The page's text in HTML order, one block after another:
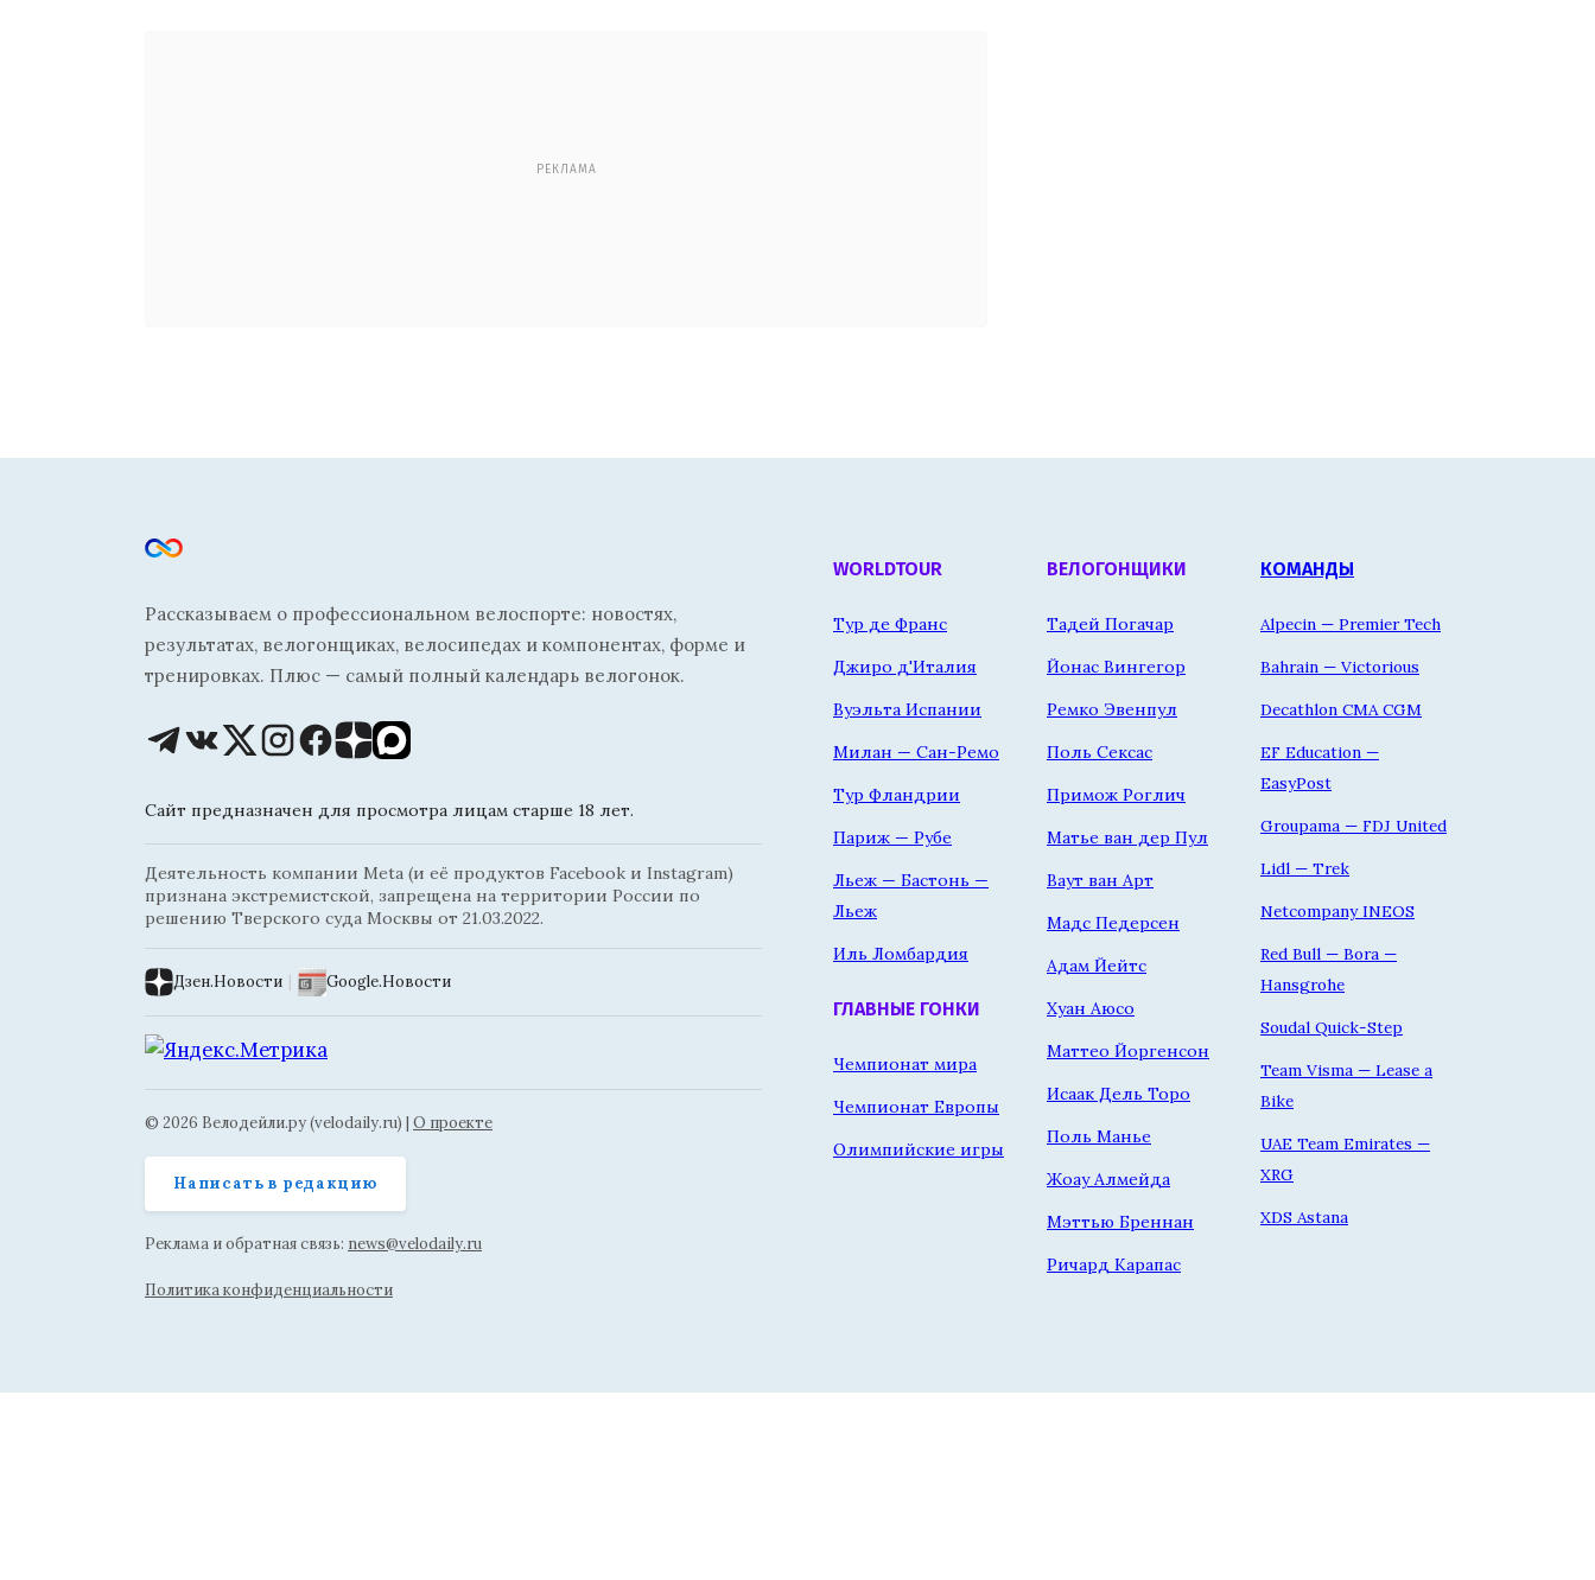
РЕКЛАМА
Рассказываем о профессиональном велоспорте: новостях,
результатах, велогонщиках, велосипедах и компонентах, форме и
тренировках. Плюс — самый полный календарь велогонок.
Сайт предназначен для просмотра лицам старше 18 лет.
Деятельность компании Meta (и её продуктов Facebook и Instagram)
признана экстремистской, запрещена на территории России по
решению Тверского суда Москвы от 21.03.2022.
Дзен.Новости | Google.Новости
© 2026 Велодейли.ру (velodaily.ru) | О проекте
Написать в редакцию
Реклама и обратная связь: news@velodaily.ru
Политика конфиденциальности
WORLDTOUR
Тур де Франс
Джиро д'Италия
Вуэльта Испании
Милан — Сан-Ремо
Тур Фландрии
Париж — Рубе
Льеж — Бастонь —
Льеж
Иль Ломбардия
ГЛАВНЫЕ ГОНКИ
Чемпионат мира
Чемпионат Европы
Олимпийские игры
ВЕЛОГОНЩИКИ
Тадей Погачар
Йонас Вингегор
Ремко Эвенпул
Поль Сексас
Примож Роглич
Матье ван дер Пул
Ваут ван Арт
Мадс Педерсен
Адам Йейтс
Хуан Аюсо
Маттео Йоргенсон
Исаак Дель Торо
Поль Манье
Жоау Алмейда
Мэттью Бреннан
Ричард Карапас
КОМАНДЫ
Alpecin — Premier Tech
Bahrain — Victorious
Decathlon CMA CGM
EF Education —
EasyPost
Groupama — FDJ United
Lidl — Trek
Netcompany INEOS
Red Bull — Bora —
Hansgrohe
Soudal Quick-Step
Team Visma — Lease a
Bike
UAE Team Emirates —
XRG
XDS Astana